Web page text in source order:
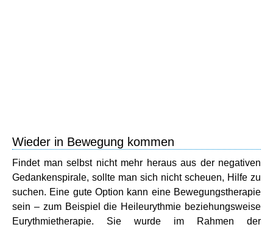
Wieder in Bewegung kommen
Findet man selbst nicht mehr heraus aus der negativen
Gedankenspirale, sollte man sich nicht scheuen, Hilfe zu
suchen. Eine gute Option kann eine Bewegungstherapie
sein – zum Beispiel die Heileurythmie beziehungsweise
Eurythmietherapie. Sie wurde im Rahmen der